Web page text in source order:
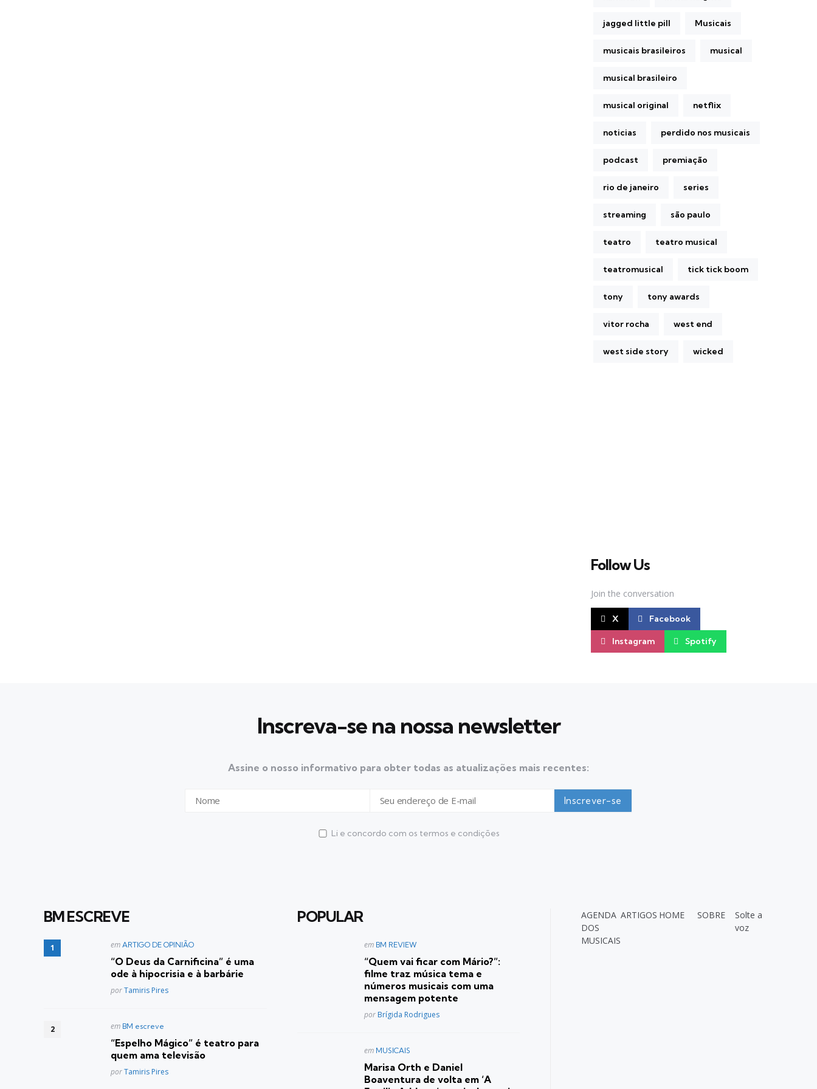
jagged little pill Musicais
musicais brasileiros musical
musical brasileiro
musical original netflix
noticias perdido nos musicais
podcast premiação
rio de janeiro series
streaming são paulo
teatro teatro musical
teatromusical tick tick boom
tony tony awards
vitor rocha west end
west side story wicked
Follow Us
Join the conversation
X Facebook
Instagram Spotify
Inscreva-se na nossa newsletter
Assine o nosso informativo para obter todas as atualizações mais recentes:
Li e concordo com os termos e condições
BM ESCREVE
Postado
em ARTIGO DE OPINIÃO
“O Deus da Carnificina” é uma
ode à hipocrisia e à barbárie
Posted
porTamiris Pires
Postado
em BM escreve
“Espelho Mágico” é teatro para
quem ama televisão
Posted
porTamiris Pires
POPULAR
Postado
em BM REVIEW
“Quem vai ficar com Mário?”:
filme traz música tema e
números musicais com uma
mensagem potente
Posted
por Brígida Rodrigues
Postado
em MUSICAIS
Marisa Orth e Daniel
Boaventura de volta em ‘A
AGENDA
DOS
MUSICAIS
ARTIGOS HOME SOBRE
Solte a
voz